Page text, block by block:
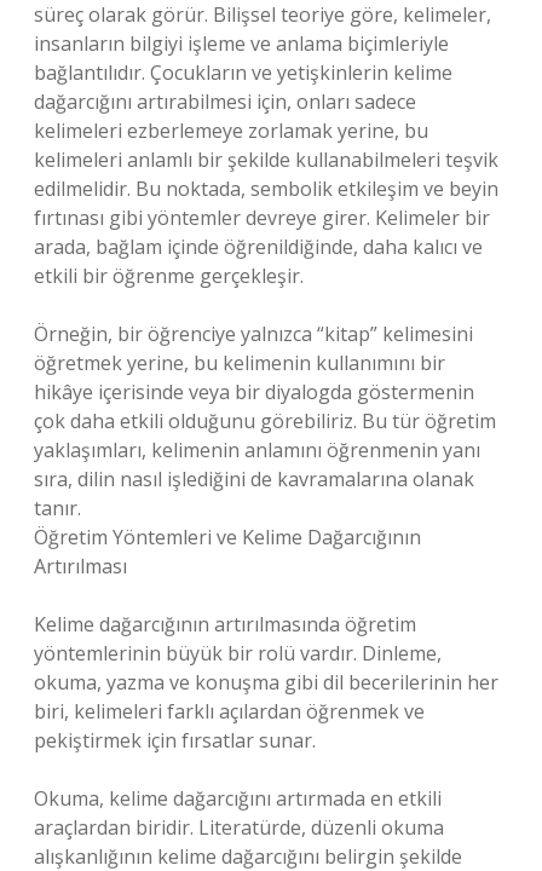
süreç olarak görür. Bilişsel teoriye göre, kelimeler,
insanların bilgiyi işleme ve anlama biçimleriyle
bağlantılıdır. Çocukların ve yetişkinlerin kelime
dağarcığını artırabilmesi için, onları sadece
kelimeleri ezberlemeye zorlamak yerine, bu
kelimeleri anlamlı bir şekilde kullanabilmeleri teşvik
edilmelidir. Bu noktada, sembolik etkileşim ve beyin
fırtınası gibi yöntemler devreye girer. Kelimeler bir
arada, bağlam içinde öğrenildiğinde, daha kalıcı ve
etkili bir öğrenme gerçekleşir.
Örneğin, bir öğrenciye yalnızca “kitap” kelimesini
öğretmek yerine, bu kelimenin kullanımını bir
hikâye içerisinde veya bir diyalogda göstermenin
çok daha etkili olduğunu görebiliriz. Bu tür öğretim
yaklaşımları, kelimenin anlamını öğrenmenin yanı
sıra, dilin nasıl işlediğini de kavramalarına olanak
tanır.
Öğretim Yöntemleri ve Kelime Dağarcığının
Artırılması
Kelime dağarcığının artırılmasında öğretim
yöntemlerinin büyük bir rolü vardır. Dinleme,
okuma, yazma ve konuşma gibi dil becerilerinin her
biri, kelimeleri farklı açılardan öğrenmek ve
pekiştirmek için fırsatlar sunar.
Okuma, kelime dağarcığını artırmada en etkili
araçlardan biridir. Literatürde, düzenli okuma
alışkanlığının kelime dağarcığını belirgin şekilde